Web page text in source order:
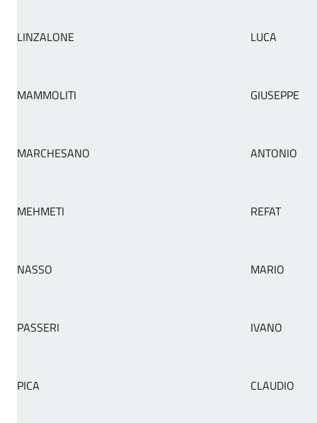
LINZALONE LUCA
MAMMOLITI GIUSEPPE
MARCHESANO ANTONIO
MEHMETI REFAT
NASSO MARIO
PASSERI IVANO
PICA CLAUDIO